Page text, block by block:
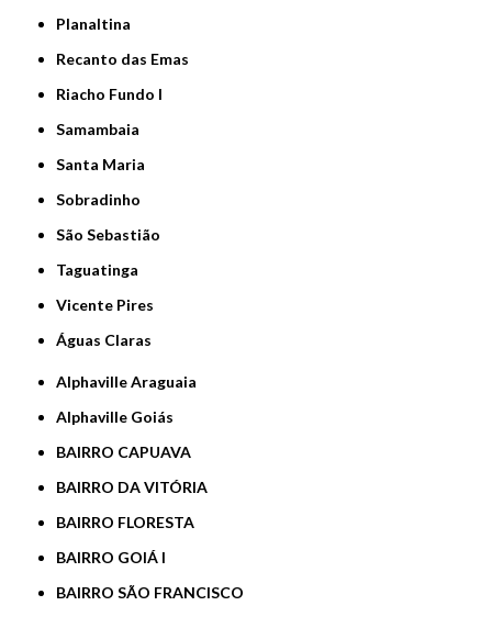
Planaltina
Recanto das Emas
Riacho Fundo I
Samambaia
Santa Maria
Sobradinho
São Sebastião
Taguatinga
Vicente Pires
Águas Claras
Alphaville Araguaia
Alphaville Goiás
BAIRRO CAPUAVA
BAIRRO DA VITÓRIA
BAIRRO FLORESTA
BAIRRO GOIÁ I
BAIRRO SÃO FRANCISCO